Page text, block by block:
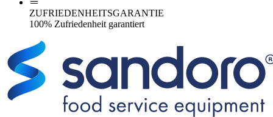
ZUFRIEDENHEITSGARANTIE
100% Zufriedenheit garantiert